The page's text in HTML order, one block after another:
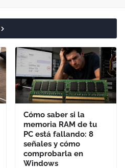
Cómo saber si la
memoria RAM de tu
PC está fallando: 8
señales y cómo
comprobarla en
Windows